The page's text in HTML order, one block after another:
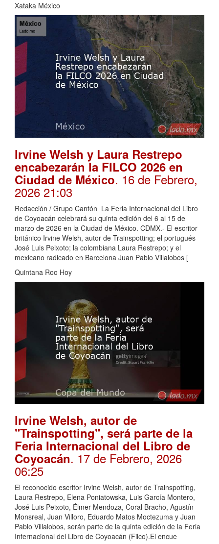
Xataka México
Irvine Welsh y Laura Restrepo
encabezarán la FILCO 2026 en
Ciudad de México. 16 de Febrero,
2026 21:03
Redacción / Grupo Cantón La Feria Internacional del Libro
de Coyoacán celebrará su quinta edición del 6 al 15 de
marzo de 2026 en la Ciudad de México. CDMX.- El escritor
británico Irvine Welsh, autor de Trainspotting; el portugués
José Luis Peixoto; la colombiana Laura Restrepo; y el
mexicano radicado en Barcelona Juan Pablo Villalobos [
Quintana Roo Hoy
Irvine Welsh, autor de
"Trainspotting", será parte de la
Feria Internacional del Libro de
Coyoacán. 17 de Febrero, 2026
06:25
El reconocido escritor Irvine Welsh, autor de Trainspotting,
Laura Restrepo, Elena Poniatowska, Luis García Montero,
José Luis Peixoto, Élmer Mendoza, Coral Bracho, Agustín
Monsreal, Juan Villoro, Eduardo Matos Moctezuma y Juan
Pablo Villalobos, serán parte de la quinta edición de la Feria
Internacional del Libro de Coyoacán (Filco).El encue